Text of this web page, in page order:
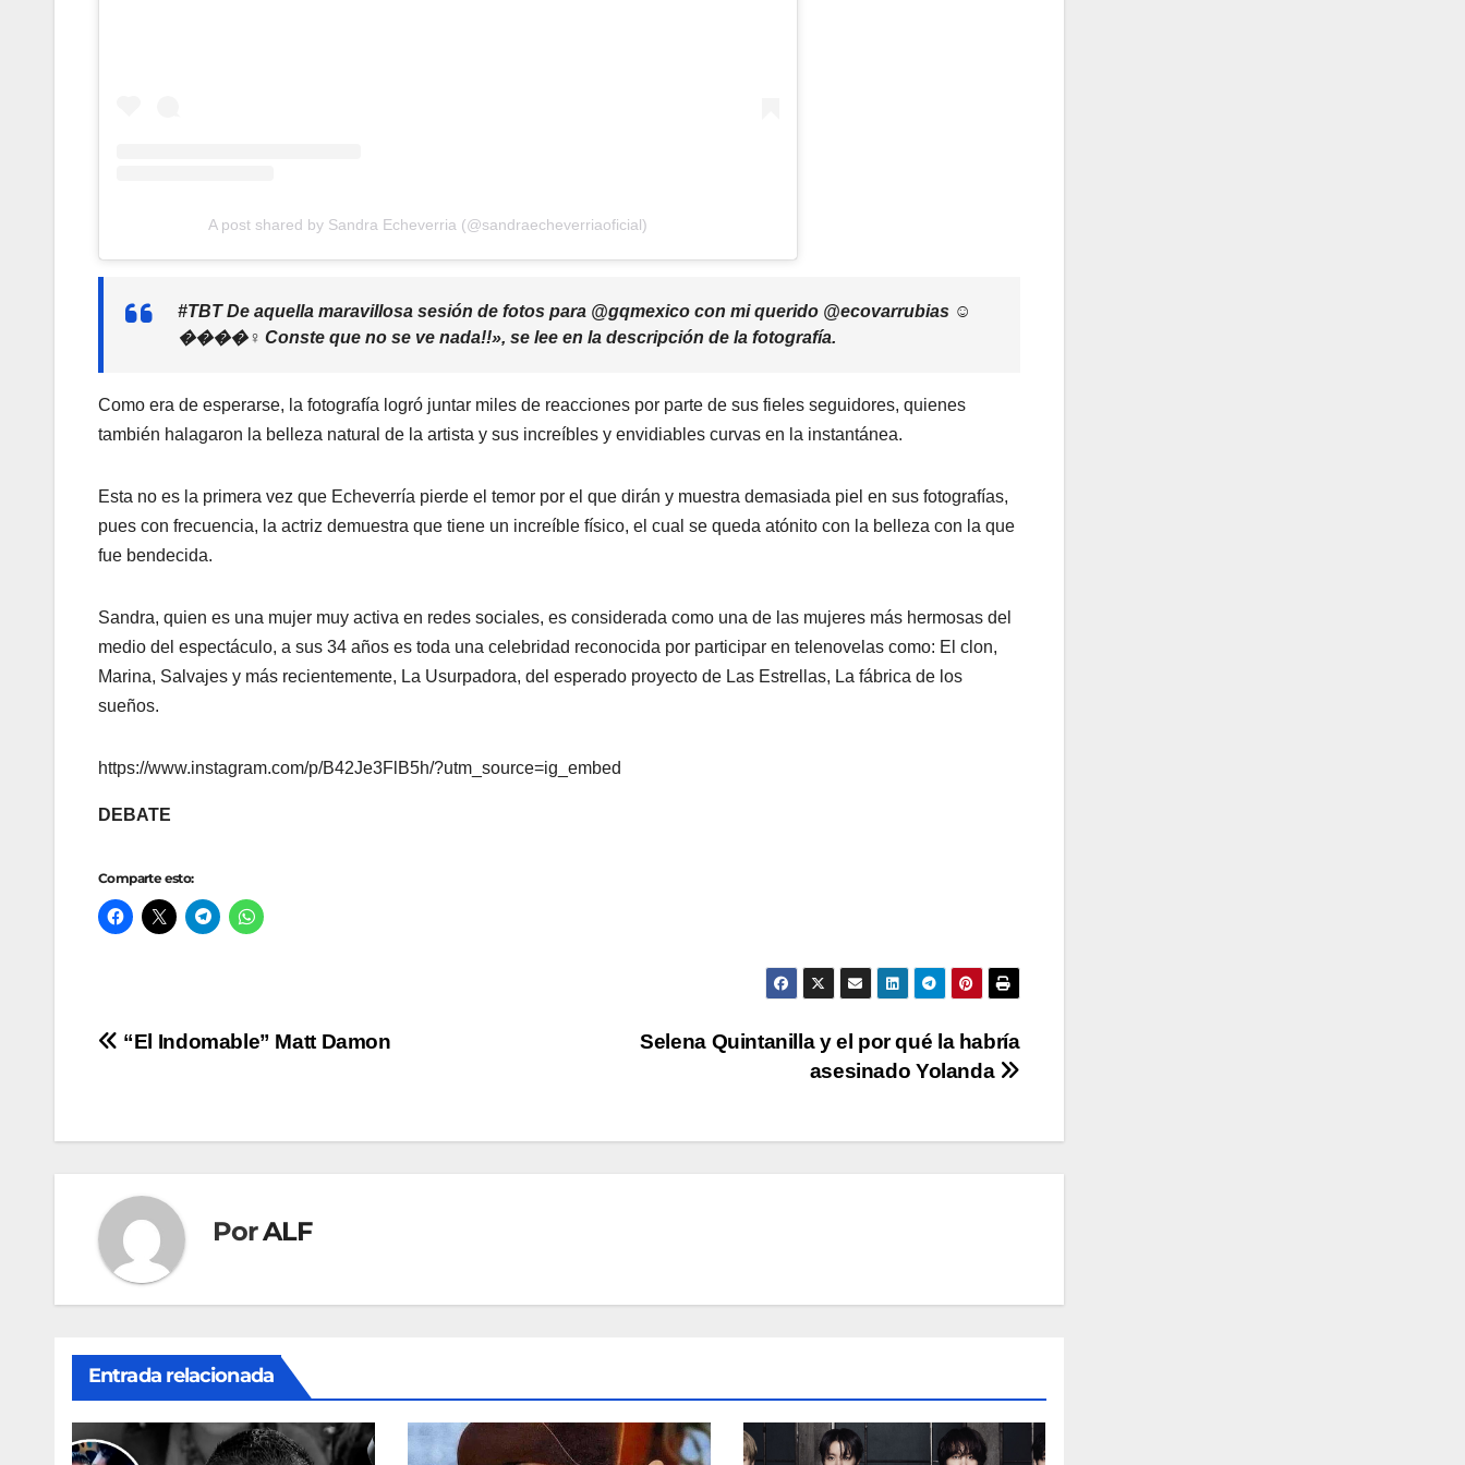
A post shared by Sandra Echeverria (@sandraecheverriaoficial)
#TBT De aquella maravillosa sesión de fotos para @gqmexico con mi querido @ecovarrubias ☺️
����‍♀️ Conste que no se ve nada!!», se lee en la descripción de la fotografía.
Como era de esperarse, la fotografía logró juntar miles de reacciones por parte de sus fieles seguidores, quienes
también halagaron la belleza natural de la artista y sus increíbles y envidiables curvas en la instantánea.
Esta no es la primera vez que Echeverría pierde el temor por el que dirán y muestra demasiada piel en sus fotografías,
pues con frecuencia, la actriz demuestra que tiene un increíble físico, el cual se queda atónito con la belleza con la que
fue bendecida.
Sandra, quien es una mujer muy activa en redes sociales, es considerada como una de las mujeres más hermosas del
medio del espectáculo, a sus 34 años es toda una celebridad reconocida por participar en telenovelas como: El clon,
Marina, Salvajes y más recientemente, La Usurpadora, del esperado proyecto de Las Estrellas, La fábrica de los
sueños.
https://www.instagram.com/p/B42Je3FlB5h/?utm_source=ig_embed
DEBATE
Comparte esto:
Navegación
entradas
Selena Quintanilla y el por qué la habría
asesinado Yolanda
“El Indomable” Matt Damon
PorALF
Entrada relacionada